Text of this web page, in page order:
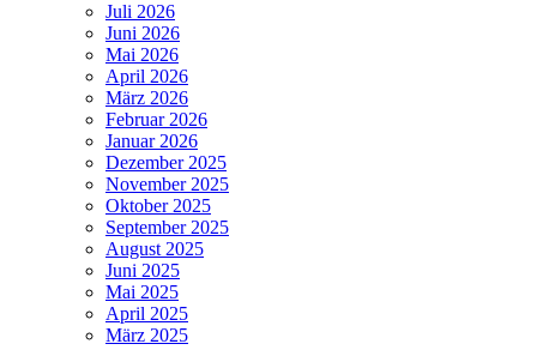
Juli 2026
Juni 2026
Mai 2026
April 2026
März 2026
Februar 2026
Januar 2026
Dezember 2025
November 2025
Oktober 2025
September 2025
August 2025
Juni 2025
Mai 2025
April 2025
März 2025